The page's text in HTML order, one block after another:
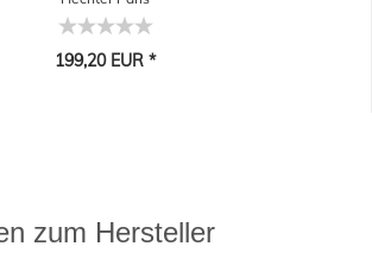
199,20 EUR *
zum Hersteller